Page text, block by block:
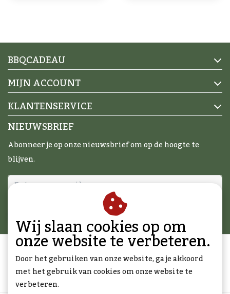
BBQCADEAU
MIJN ACCOUNT
KLANTENSERVICE
NIEUWSBRIEF
Abonneer je op onze nieuwsbrief om op de hoogte te
blijven.
Wij slaan cookies op om
onze website te verbeteren.
Door het gebruiken van onze website, ga je akkoord
met het gebruik van cookies om onze website te
verbeteren.